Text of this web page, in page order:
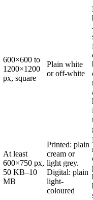
600×600 to
1200×1200
px, square
Plain white
or off-white
At least
600×750 px,
50 KB–10
MB
Printed: plain
cream or
light grey.
Digital: plain
light-
coloured